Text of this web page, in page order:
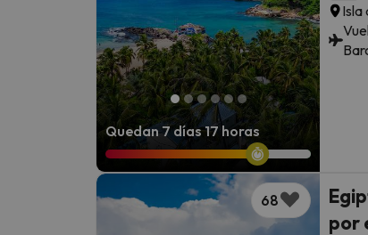
Quedan 7 días 17 horas
Isla
68
por